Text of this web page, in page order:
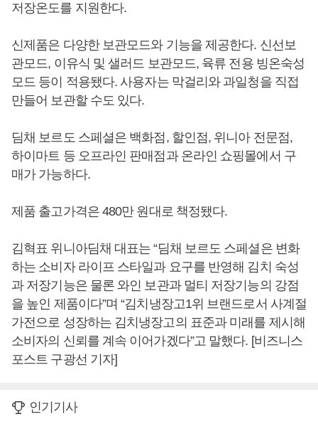
저장온도를 지원한다.
신제품은 다양한 보관모드와 기능을 제공한다. 신선보
관모드, 이유식 및 샐러드 보관모드, 육류 전용 빙온숙성
모드 등이 적용됐다. 사용자는 막걸리와 과일청을 직접
만들어 보관할 수도 있다.
딤채 보르도 스페셜은 백화점, 할인점, 위니아 전문점,
하이마트 등 오프라인 판매점과 온라인 쇼핑몰에서 구
매가 가능하다.
제품 출고가격은 480만 원대로 책정됐다.
김혁표 위니아딤채 대표는 “딤채 보르도 스페셜은 변화
하는 소비자 라이프 스타일과 요구를 반영해 김치 숙성
과 저장기능은 물론 와인 보관과 멀티 저장기능의 강점
을 높인 제품이다”며 “김치냉장고1위 브랜드로서 사계절
가전으로 성장하는 김치냉장고의 표준과 미래를 제시해
소비자의 신뢰를 계속 이어가겠다”고 말했다. [비즈니스
포스트 구광선 기자]
인기기사